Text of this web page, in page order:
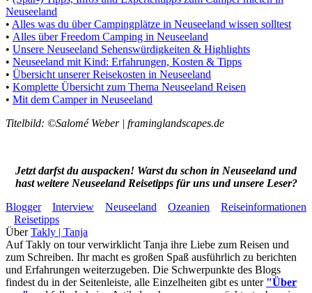
Neuseeland
• Alles was du über Campingplätze in Neuseeland wissen solltest
• Alles über Freedom Camping in Neuseeland
• Unsere Neuseeland Sehenswürdigkeiten & Highlights
• Neuseeland mit Kind: Erfahrungen, Kosten & Tipps
• Übersicht unserer Reisekosten in Neuseeland
• Komplette Übersicht zum Thema Neuseeland Reisen
• Mit dem Camper in Neuseeland
Titelbild: ©Salomé Weber | framinglandscapes.de
Jetzt darfst du auspacken! Warst du schon in Neuseeland und
hast weitere Neuseeland Reisetipps für uns und unsere Leser?
Blogger
Interview Neuseeland Ozeanien
Reiseinformationen
Reisetipps
ÜberTakly | Tanja
Auf Takly on tour verwirklicht Tanja ihre Liebe zum Reisen und
zum Schreiben. Ihr macht es großen Spaß ausführlich zu berichten
und Erfahrungen weiterzugeben. Die Schwerpunkte des Blogs
findest du in der Seitenleiste, alle Einzelheiten gibt es unter "Über